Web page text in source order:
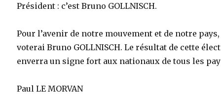
Président : c’est Bruno GOLLNISCH.
Pour l’avenir de notre mouvement et de notre
voterai Bruno GOLLNISCH. Le résultat de cette
enverra un signe fort aux nationaux de tous les
Paul LE MORVAN